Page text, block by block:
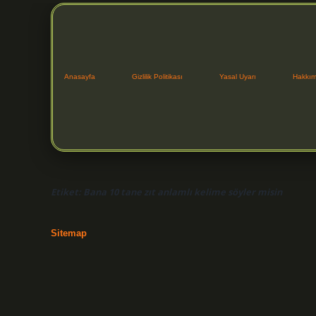
Anasayfa Gizlilik Politikası Yasal Uyarı
Etiket: Bana 10 tane zıt anlamlı kelime söyler misin
Sitemap